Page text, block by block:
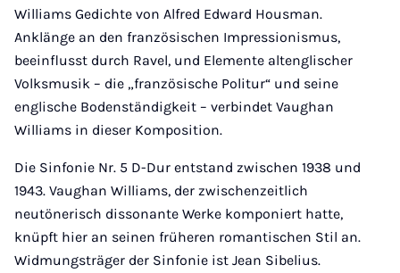
Williams Gedichte von Alfred Edward Housman.
Anklänge an den französischen Impressionismus,
beeinflusst durch Ravel, und Elemente altenglischer
Volksmusik – die „französische Politur“ und seine
englische Bodenständigkeit – verbindet Vaughan
Williams in dieser Komposition.
Die Sinfonie Nr. 5 D-Dur entstand zwischen 1938 und
1943. Vaughan Williams, der zwischenzeitlich
neutönerisch dissonante Werke komponiert hatte,
knüpft hier an seinen früheren romantischen Stil an.
Widmungsträger der Sinfonie ist Jean Sibelius.